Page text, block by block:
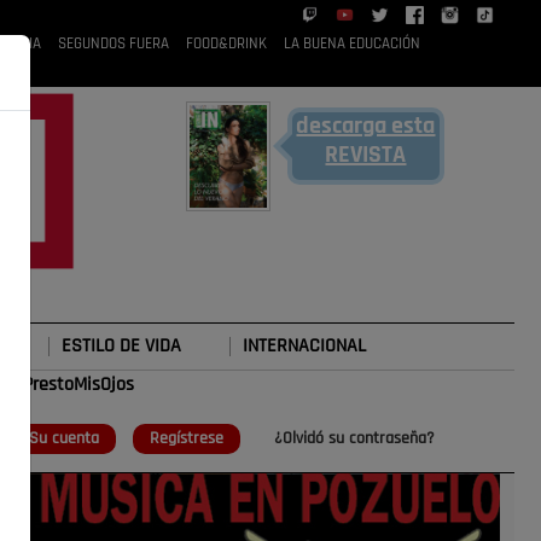
RUBIA SEGUNDOS FUERA FOOD&DRINK LA BUENA EDUCACIÓN
descarga esta
REVISTA
ESTILO DE VIDA INTERNACIONAL
Su cuenta Regístrese ¿Olvidó su contraseña?